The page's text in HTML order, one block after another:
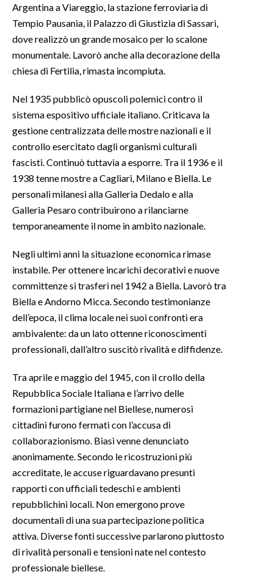
Argentina a Viareggio, la stazione ferroviaria di
Tempio Pausania, il Palazzo di Giustizia di Sassari,
dove realizzò un grande mosaico per lo scalone
monumentale. Lavorò anche alla decorazione della
chiesa di Fertilia, rimasta incompiuta.
Nel 1935 pubblicò opuscoli polemici contro il
sistema espositivo ufficiale italiano. Criticava la
gestione centralizzata delle mostre nazionali e il
controllo esercitato dagli organismi culturali
fascisti. Continuò tuttavia a esporre. Tra il 1936 e il
1938 tenne mostre a Cagliari, Milano e Biella. Le
personali milanesi alla Galleria Dedalo e alla
Galleria Pesaro contribuirono a rilanciarne
temporaneamente il nome in ambito nazionale.
Negli ultimi anni la situazione economica rimase
instabile. Per ottenere incarichi decorativi e nuove
committenze si trasferì nel 1942 a Biella. Lavorò tra
Biella e Andorno Micca. Secondo testimonianze
dell’epoca, il clima locale nei suoi confronti era
ambivalente: da un lato ottenne riconoscimenti
professionali, dall’altro suscitò rivalità e diffidenze.
Tra aprile e maggio del 1945, con il crollo della
Repubblica Sociale Italiana e l’arrivo delle
formazioni partigiane nel Biellese, numerosi
cittadini furono fermati con l’accusa di
collaborazionismo. Biasi venne denunciato
anonimamente. Secondo le ricostruzioni più
accreditate, le accuse riguardavano presunti
rapporti con ufficiali tedeschi e ambienti
repubblichini locali. Non emergono prove
documentali di una sua partecipazione politica
attiva. Diverse fonti successive parlarono piuttosto
di rivalità personali e tensioni nate nel contesto
professionale biellese.